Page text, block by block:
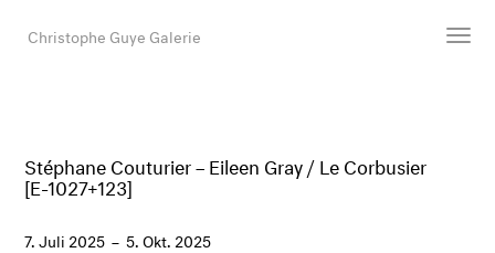
Christophe Guye Galerie
Ausstellungen
Stéphane Couturier – Eileen Gray / Le Corbusier
[E-1027+123]
7. Juli 2025 –5. Okt. 2025